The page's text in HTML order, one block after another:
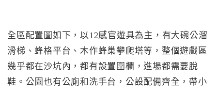
全區配置圖如下，以12感官遊具為主，有大碗公溜
滑梯、蜂格平台、木作蜂巢攀爬塔等，整個遊戲區
幾乎都在沙坑內，都有設置圍欄，進場都需要脫
鞋。公園也有公廁和洗手台，公設配備齊全，帶小